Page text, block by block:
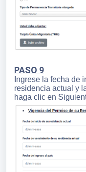
PASO 9
Ingrese la fecha de
residencia actual y
haga clic en